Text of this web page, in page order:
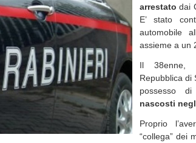
arrestato dai
E’ stato
automobile
assieme a un
Il 38enne,
Repubblica di
possesso
nascosti
Proprio
“collega” dei